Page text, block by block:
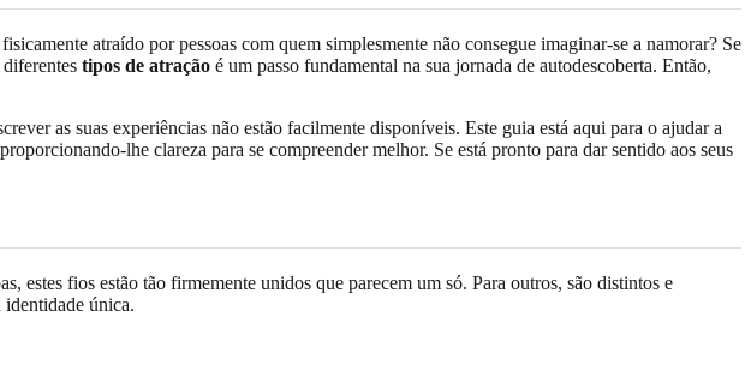
atraído por pessoas com quem simplesmente não consegue imaginar-se a namorar? Se
tipos de atração é um passo fundamental na sua jornada de autodescoberta. Então,
as suas experiências não estão facilmente disponíveis. Este guia está aqui para o ajudar a
lhe clareza para se compreender melhor. Se está pronto para dar sentido aos seus
estes fios estão tão firmemente unidos que parecem um só. Para outros, são distintos e
identidade única.